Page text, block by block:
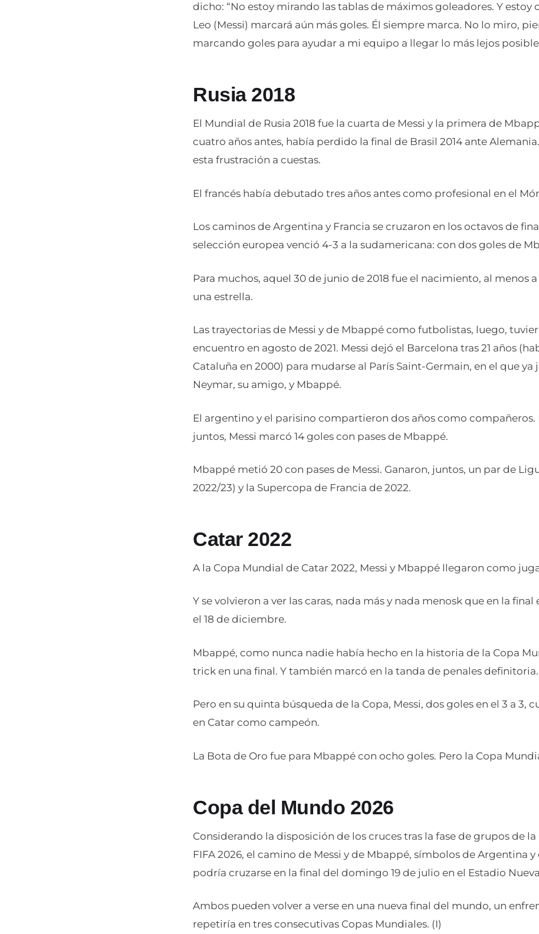
dicho: “No estoy mirando las tablas de máximos goleadores. Y estoy
Leo (Messi) marcará aún más goles. Él siempre marca. No lo miro,
marcando goles para ayudar a mi equipo a llegar lo más lejos
Rusia 2018
El Mundial de Rusia 2018 fue la cuarta de Messi y la primera de
cuatro años antes, había perdido la final de Brasil 2014 ante
esta frustración a cuestas.
El francés había debutado tres años antes como profesional en el
Los caminos de Argentina y Francia se cruzaron en los octavos de
selección europea venció 4-3 a la sudamericana: con dos goles de
Para muchos, aquel 30 de junio de 2018 fue el nacimiento, al menos
una estrella.
Las trayectorias de Messi y de Mbappé como futbolistas, luego,
encuentro en agosto de 2021. Messi dejó el Barcelona tras 21 años
Cataluña en 2000) para mudarse al París Saint-Germain, en el que
Neymar, su amigo, y Mbappé.
El argentino y el parisino compartieron dos años como compañeros.
juntos, Messi marcó 14 goles con pases de Mbappé.
Mbappé metió 20 con pases de Messi. Ganaron, juntos, un par de
2022/23) y la Supercopa de Francia de 2022.
Catar 2022
A la Copa Mundial de Catar 2022, Messi y Mbappé llegaron como
Y se volvieron a ver las caras, nada más y nada menosk que en la final
el 18 de diciembre.
Mbappé, como nunca nadie había hecho en la historia de la Copa
trick en una final. Y también marcó en la tanda de penales definitoria.
Pero en su quinta búsqueda de la Copa, Messi, dos goles en el 3 a 3,
en Catar como campeón.
La Bota de Oro fue para Mbappé con ocho goles. Pero la Copa
Copa del Mundo 2026
Considerando la disposición de los cruces tras la fase de grupos de
FIFA 2026, el camino de Messi y de Mbappé, símbolos de Argentina y
podría cruzarse en la final del domingo 19 de julio en el Estadio
Ambos pueden volver a verse en una nueva final del mundo, un
repetiría en tres consecutivas Copas Mundiales. (I)